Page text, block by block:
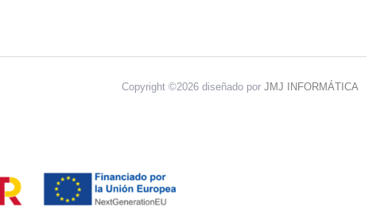
Copyright ©2026 diseñado por JMJ INFORMÁTICA